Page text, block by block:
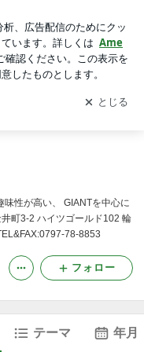
知
を受け取りまし
開く
性が高い、 GIANTを中心に
町3-2 ハイツゴールド102 輪
78-8853
フォロー
テーマ 年月